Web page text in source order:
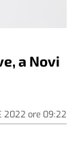
a Novi
2022 ore 09:22